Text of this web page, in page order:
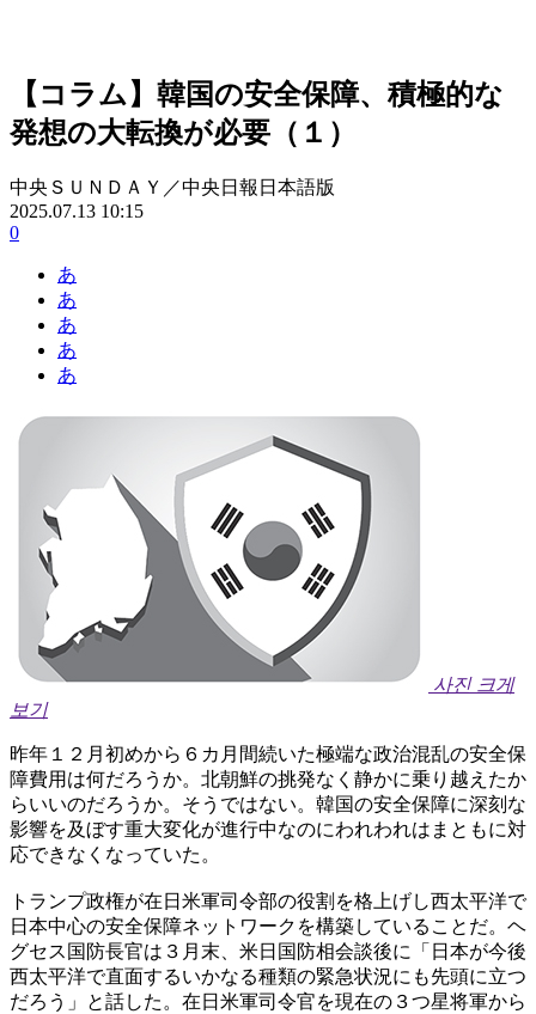
【コラム】韓国の安全保障、積極的な
発想の大転換が必要（１）
中央ＳＵＮＤＡＹ／中央日報日本語版
2025.07.13 10:15
0
あ
あ
あ
あ
あ
사진 크게
보기
昨年１２月初めから６カ月間続いた極端な政治混乱の安全保
障費用は何だろうか。北朝鮮の挑発なく静かに乗り越えたか
らいいのだろうか。そうではない。韓国の安全保障に深刻な
影響を及ぼす重大変化が進行中なのにわれわれはまともに対
応できなくなっていた。
トランプ政権が在日米軍司令部の役割を格上げし西太平洋で
日本中心の安全保障ネットワークを構築していることだ。ヘ
グセス国防長官は３月末、米日国防相会談後に「日本が今後
西太平洋で直面するいかなる種類の緊急状況にも先頭に立つ
だろう」と話した。在日米軍司令官を現在の３つ星将軍から